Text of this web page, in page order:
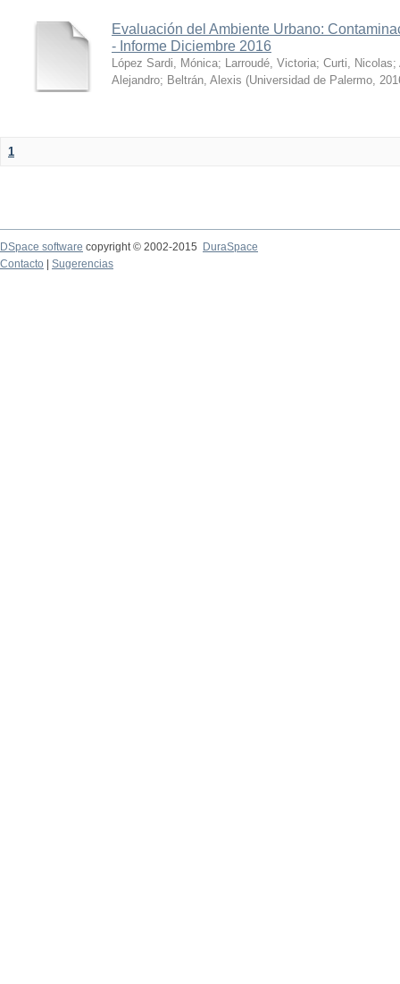
Evaluación del Ambiente Urbano:
- Informe Diciembre 2016
López Sardi, Mónica; Larroudé, Victoria; Curti, Nicolas;
Alejandro; Beltrán, Alexis (Universidad de Palermo,
1
DSpace software copyright © 2002-2015
DuraSpace
Contacto
Sugerencias